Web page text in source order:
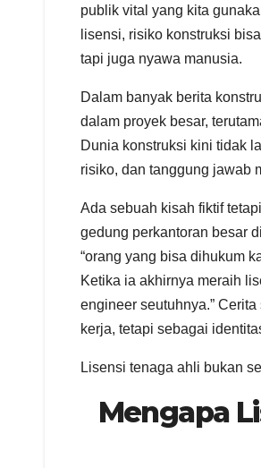
publik vital yang kita
lisensi, risiko konstruksi
tapi juga nyawa manusia.
Dalam banyak berita
dalam proyek besar,
Dunia konstruksi kini tidak
risiko, dan tanggung jawab
Ada sebuah kisah fiktif
gedung perkantoran besar
“orang yang bisa dihukum
Ketika ia akhirnya meraih
engineer seutuhnya.”
kerja, tetapi sebagai
Lisensi tenaga ahli bukan
Mengapa